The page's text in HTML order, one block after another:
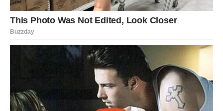
Ribe ulaze u veoma emotivan period tokom kojeg će
konačno razumjeti jednu važnu životnu lekciju.
Istina koju saznajete donosi vam mir i olakšanje.
Duša konačno pronalazi odgovore
Pred vama su trenuci puni emocija i unutrašnje snage.